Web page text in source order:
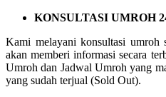
KONSULTASI UMROH
Kami melayani konsultasi umroh
akan memberi informasi secara
Umroh dan Jadwal Umroh yang
yang sudah terjual (Sold Out).